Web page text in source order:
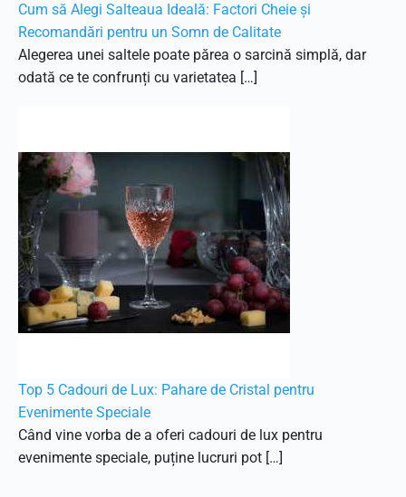
Cum să Alegi Salteaua Ideală: Factori Cheie și
Recomandări pentru un Somn de Calitate
Alegerea unei saltele poate părea o sarcină simplă, dar
odată ce te confrunți cu varietatea […]
Top 5 Cadouri de Lux: Pahare de Cristal pentru
Evenimente Speciale
Când vine vorba de a oferi cadouri de lux pentru
evenimente speciale, puține lucruri pot […]